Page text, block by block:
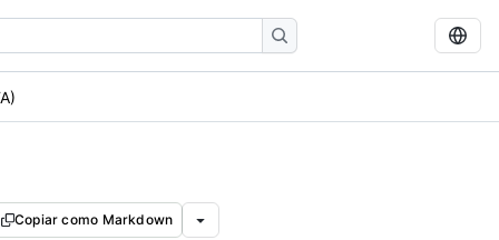
Copiar como Markdown